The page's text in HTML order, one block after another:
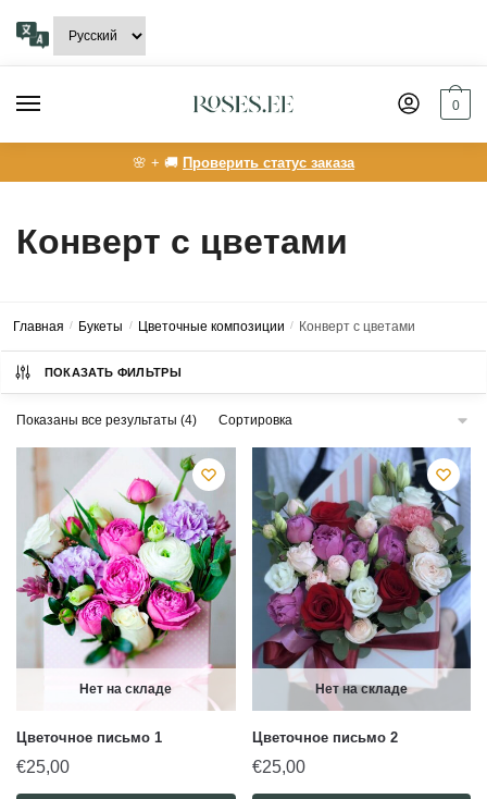
navigation
content
0
🌸 + 🚚 Проверить статус заказа
Конверт с цветами
Главная / Букеты / Цветочные композиции / Конверт с цветами
ПОКАЗАТЬ ФИЛЬТРЫ
Показаны все результаты (4)
Нет на складе
Цветочное письмо 1
€25,00
Нет на складе
Цветочное письмо 2
€25,00